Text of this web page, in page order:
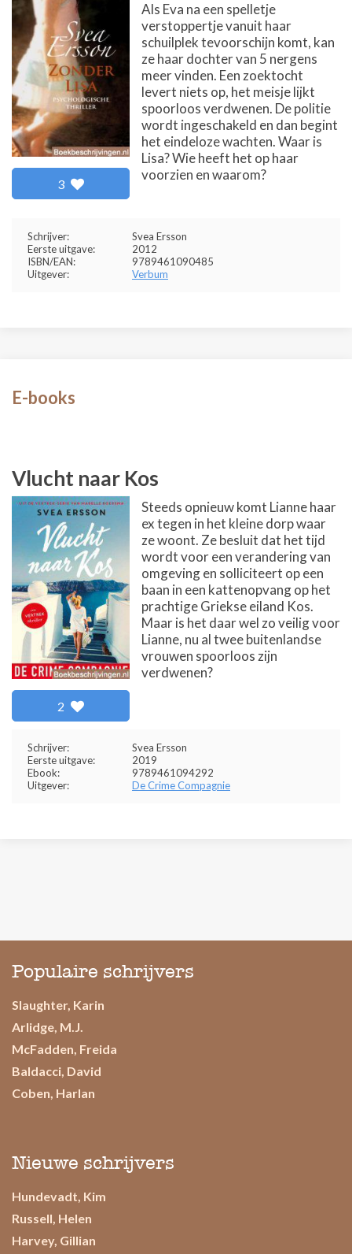
3
Als Eva na een spelletje
verstoppertje vanuit haar
schuilplek tevoorschijn komt, kan
ze haar dochter van 5 nergens
meer vinden. Een zoektocht
levert niets op, het meisje lijkt
spoorloos verdwenen. De politie
wordt ingeschakeld en dan begint
het eindeloze wachten. Waar is
Lisa? Wie heeft het op haar
voorzien en waarom?
Schrijver:
Svea Ersson
Eerste uitgave:
2012
ISBN/EAN:
9789461090485
Uitgever:
Verbum
E-books
Vlucht naar Kos
2
Steeds opnieuw komt Lianne haar
ex tegen in het kleine dorp waar
ze woont. Ze besluit dat het tijd
wordt voor een verandering van
omgeving en solliciteert op een
baan in een kattenopvang op het
prachtige Griekse eiland Kos.
Maar is het daar wel zo veilig voor
Lianne, nu al twee buitenlandse
vrouwen spoorloos zijn
verdwenen?
Schrijver:
Svea Ersson
Eerste uitgave:
2019
Ebook:
9789461094292
Uitgever:
De Crime Compagnie
Populaire schrijvers
Slaughter, Karin
Arlidge, M.J.
McFadden, Freida
Baldacci, David
Coben, Harlan
Nieuwe schrijvers
Hundevadt, Kim
Russell, Helen
Harvey, Gillian